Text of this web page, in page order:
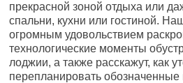
прекрасной зоной отдыха или
спальни, кухни или гостиной.
огромным удовольствием
технологические моменты
лоджии, а также расскажут, как
перепланировать обозначенные